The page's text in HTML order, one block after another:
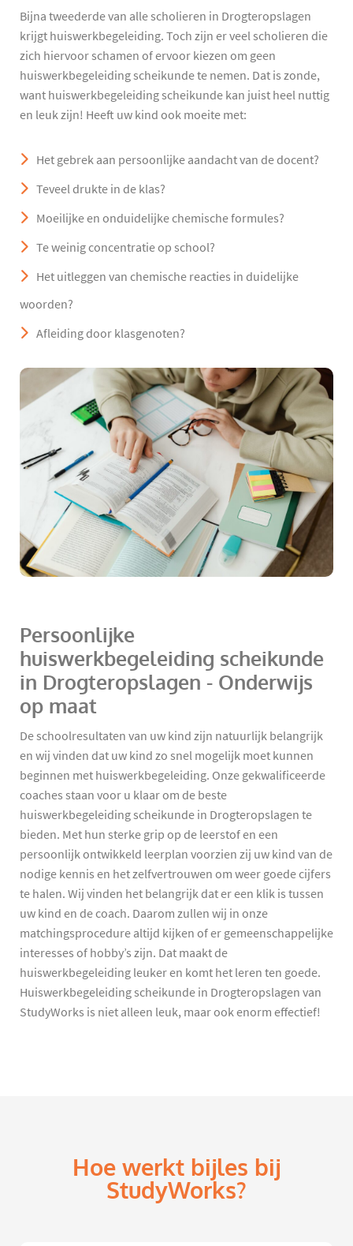
Bijna tweederde van alle scholieren in Drogteropslagen
krijgt huiswerkbegeleiding. Toch zijn er veel scholieren die
zich hiervoor schamen of ervoor kiezen om geen
huiswerkbegeleiding scheikunde te nemen. Dat is zonde,
want huiswerkbegeleiding scheikunde kan juist heel nuttig
en leuk zijn! Heeft uw kind ook moeite met:
Het gebrek aan persoonlijke aandacht van de docent?
Teveel drukte in de klas?
Moeilijke en onduidelijke chemische formules?
Te weinig concentratie op school?
Het uitleggen van chemische reacties in duidelijke
woorden?
Afleiding door klasgenoten?
Persoonlijke
huiswerkbegeleiding scheikunde
in Drogteropslagen - Onderwijs
op maat
De schoolresultaten van uw kind zijn natuurlijk belangrijk
en wij vinden dat uw kind zo snel mogelijk moet kunnen
beginnen met huiswerkbegeleiding. Onze gekwalificeerde
coaches staan voor u klaar om de beste
huiswerkbegeleiding scheikunde in Drogteropslagen te
bieden. Met hun sterke grip op de leerstof en een
persoonlijk ontwikkeld leerplan voorzien zij uw kind van de
nodige kennis en het zelfvertrouwen om weer goede cijfers
te halen. Wij vinden het belangrijk dat er een klik is tussen
uw kind en de coach. Daarom zullen wij in onze
matchingsprocedure altijd kijken of er gemeenschappelijke
interesses of hobby’s zijn. Dat maakt de
huiswerkbegeleiding leuker en komt het leren ten goede.
Huiswerkbegeleiding scheikunde in Drogteropslagen van
StudyWorks is niet alleen leuk, maar ook enorm effectief!
Hoe werkt bijles bij
StudyWorks?